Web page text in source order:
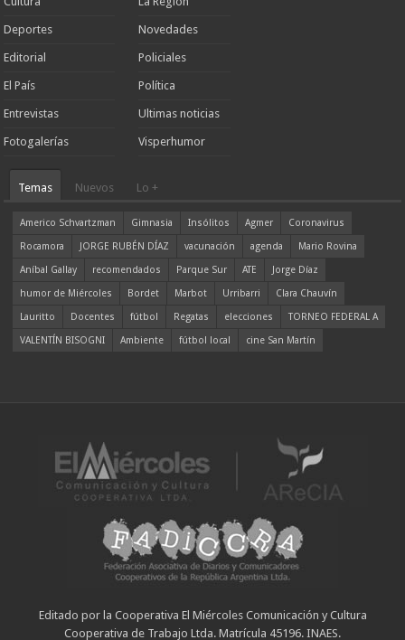
Deportes
Editorial
El País
Entrevistas
Fotogalerías
Novedades
Policiales
Política
Ultimas noticias
Visperhumor
Temas Nuevos Lo +
Americo Schvartzman Gimnasia Insólitos Agmer
Coronavirus
Rocamora
JORGE RUBÉN DÍAZ vacunación agenda
Mario Rovina
Aníbal Gallay
recomendados Parque Sur ATE
Jorge Díaz
humor de Miércoles
Bordet Marbot Urribarri
Clara Chauvín
Lauritto
Docentes fútbol Regatas elecciones
TORNEO FEDERAL A
VALENTÍN BISOGNI
Ambiente fútbol local cine San Martín
Editado por la Cooperativa El Miércoles Comunicación y Cultura
Cooperativa de Trabajo Ltda. Matrícula 45196. INAES.